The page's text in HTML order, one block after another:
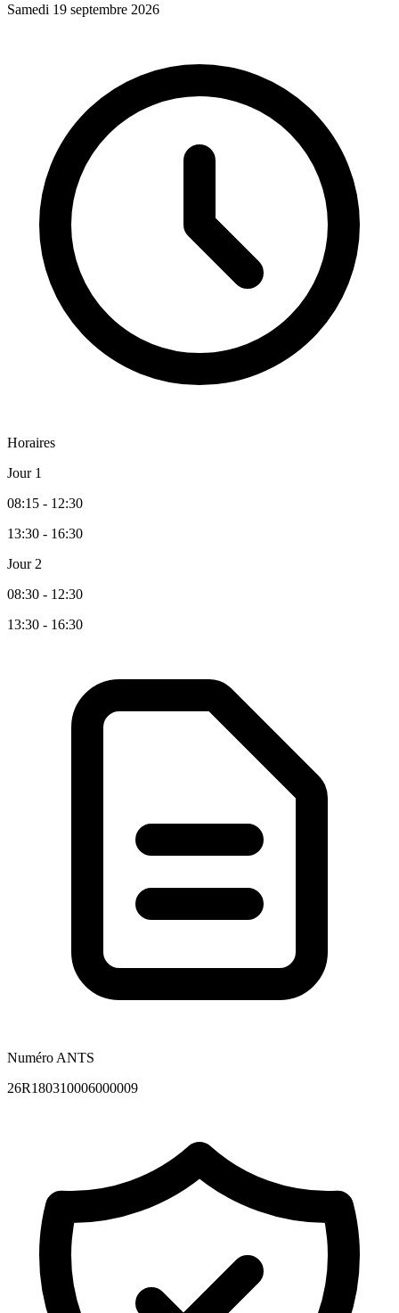
Samedi 19 septembre 2026
Horaires
Jour 1
08:15 - 12:30
13:30 - 16:30
Jour 2
08:30 - 12:30
13:30 - 16:30
Numéro ANTS
26R180310006000009